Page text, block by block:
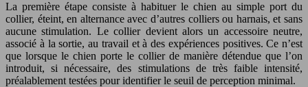
La première étape consiste à habituer le chien au simple port du
collier, éteint, en alternance avec d’autres colliers ou harnais, et sans
aucune stimulation. Le collier devient alors un accessoire neutre,
associé à la sortie, au travail et à des expériences positives. Ce n’est
que lorsque le chien porte le collier de manière détendue que l’on
introduit, si nécessaire, des stimulations de très faible intensité,
préalablement testées pour identifier le seuil de perception minimal.